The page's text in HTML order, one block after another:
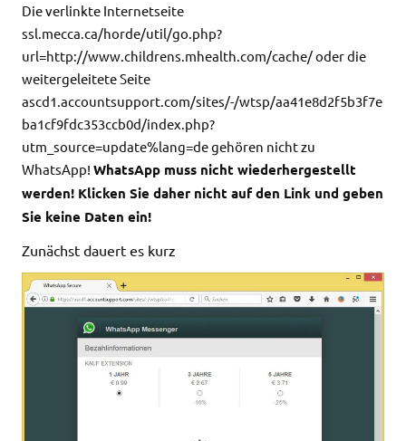
Die verlinkte Internetseite
ssl.mecca.ca/horde/util/go.php?
url=http://www.childrens.mhealth.com/cache/ oder die
weitergeleitete Seite
ascd1.accountsupport.com/sites/-/wtsp/aa41e8d2f5b3f7e
ba1cf9fdc353ccb0d/index.php?
utm_source=update%lang=de gehören nicht zu
WhatsApp! WhatsApp muss nicht wiederhergestellt
werden! Klicken Sie daher nicht auf den Link und geben
Sie keine Daten ein!
Zunächst dauert es kurz